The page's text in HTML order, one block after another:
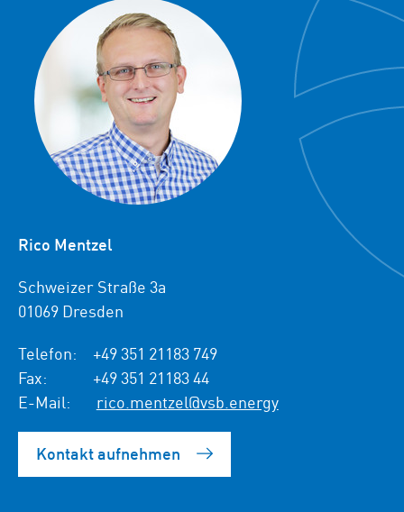
Rico Mentzel
Schweizer Straße 3a
01069 Dresden
Telefon:
+49 351 21183 749
Fax:
+49 351 21183 44
E-Mail:
rico.mentzel@vsb.energy
Kontakt aufnehmen